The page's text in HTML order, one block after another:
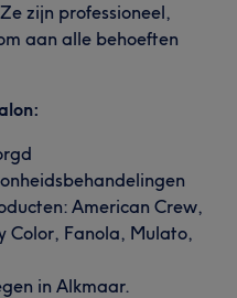
zijn professioneel,
aan alle behoeften
American Crew,
Color, Fanola, Mulato,
in Alkmaar.